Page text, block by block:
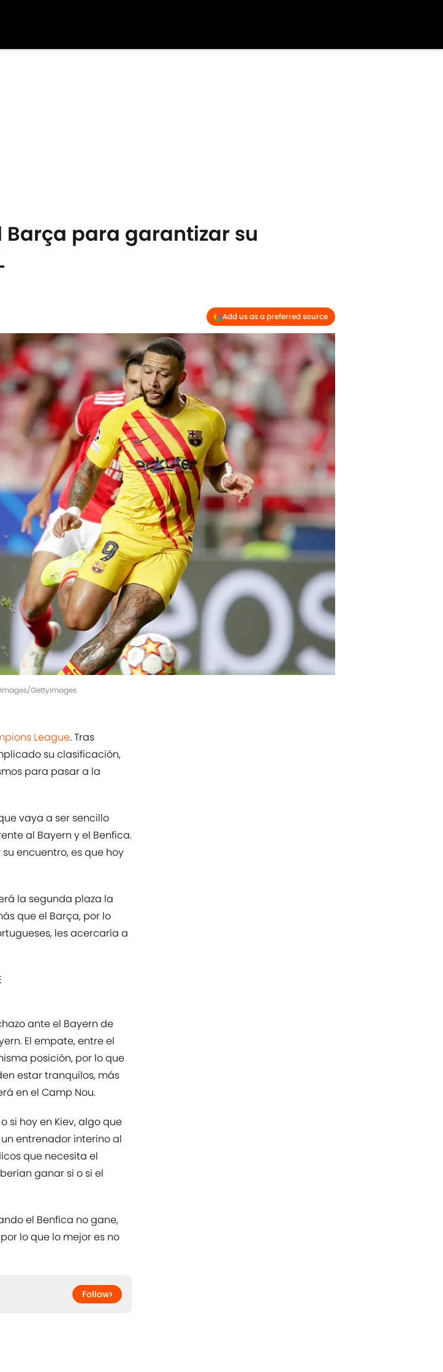
Barça para garantizar su
Add us as a preferred source
GettyImages
League. Tras
su clasificación,
para pasar a la
vaya a ser sencillo
al Bayern y el Benfica.
encuentro, es que hoy
la segunda plaza la
que el Barça, por lo
les acercaría a
ante el Bayern de
El empate, entre el
posición, por lo que
estar tranquilos, más
en el Camp Nou.
si hoy en Kiev, algo que
entrenador interino al
que necesita el
ganar si o si el
el Benfica no gane,
lo que lo mejor es no
Follow